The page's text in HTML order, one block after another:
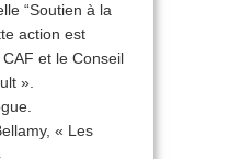
“Soutien à la
action est
et le Conseil
».
« Les